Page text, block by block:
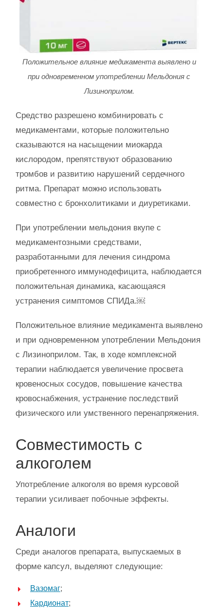
Положительное влияние медикамента выявлено и
при одновременном употреблении Мельдония с
Лизиноприлом.
Средство разрешено комбинировать с
медикаментами, которые положительно
сказываются на насыщении миокарда
кислородом, препятствуют образованию
тромбов и развитию нарушений сердечного
ритма. Препарат можно использовать
совместно с бронхолитиками и диуретиками.
При употреблении мельдония вкупе с
медикаментозными средствами,
разработанными для лечения синдрома
приобретенного иммунодефицита, наблюдается
положительная динамика, касающаяся
устранения симптомов СПИДа.￼
Положительное влияние медикамента выявлено
и при одновременном употреблении Мельдония
с Лизиноприлом. Так, в ходе комплексной
терапии наблюдается увеличение просвета
кровеносных сосудов, повышение качества
кровоснабжения, устранение последствий
физического или умственного перенапряжения.
Совместимость с
алкоголем
Употребление алкоголя во время курсовой
терапии усиливает побочные эффекты.
Аналоги
Среди аналогов препарата, выпускаемых в
форме капсул, выделяют следующие:
Вазомаг;
Кардионат;